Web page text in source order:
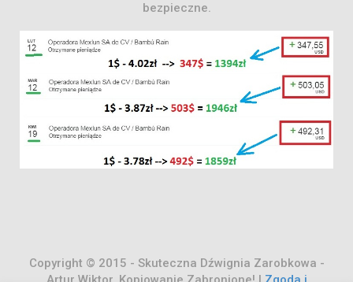
bezpieczne.
Copyright © 2015 - Skuteczna Dźwignia Zarobkowa -